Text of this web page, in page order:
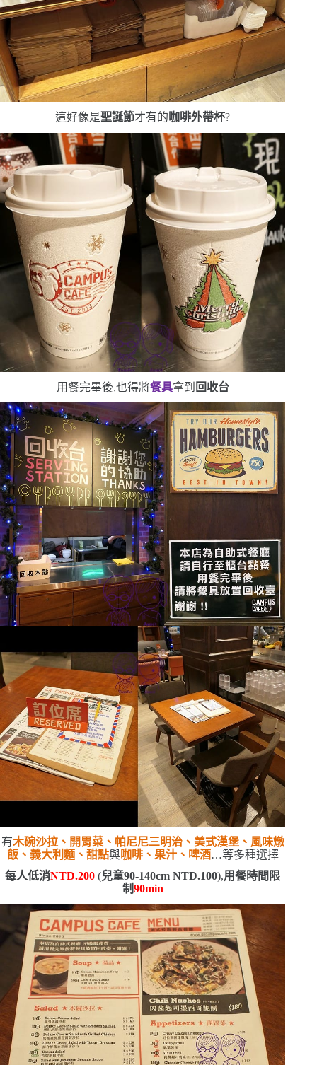
這好像是聖誕節才有的咖啡外帶杯?
用餐完畢後,也得將餐具拿到 回收台
有木碗沙拉、開胃菜、帕尼尼三明治、美式漢堡、風味燉
飯、義大利麵、甜點與咖啡、果汁、啤酒…等多種選擇
每人低消NTD.200(兒童90-140cm NTD.100),用餐時間限
制90min